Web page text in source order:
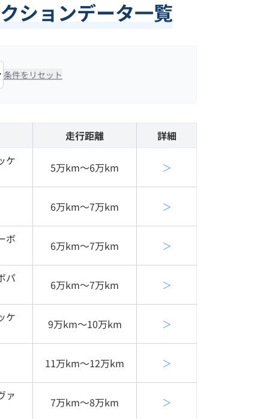
ションデータ一覧
条件をリセット
走行距離
詳細
ケ
5万km〜6万km ＞
6万km〜7万km ＞
ボ 6万km〜7万km ＞
パ 6万km〜7万km ＞
ケ 9万km〜10万km ＞
11万km〜12万km ＞
ァ 7万km〜8万km ＞